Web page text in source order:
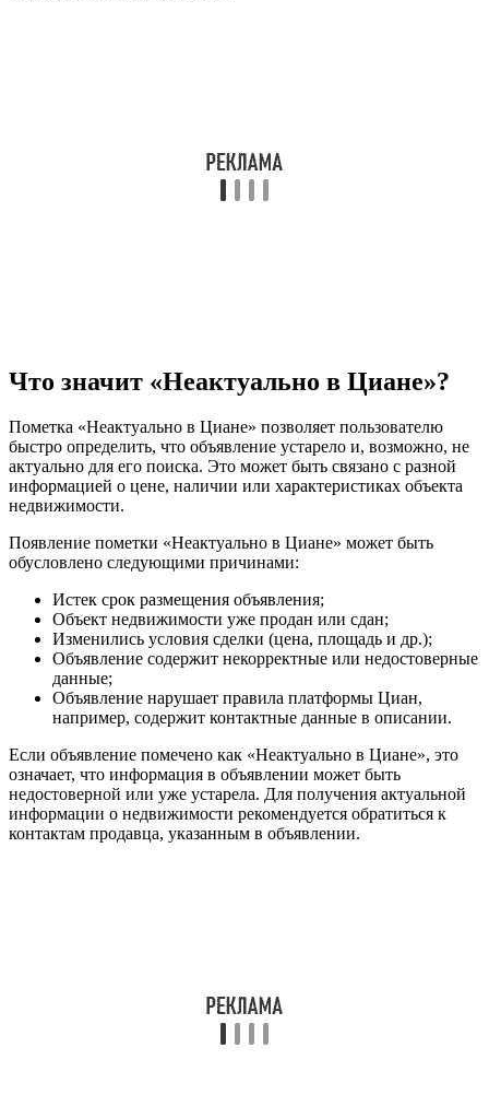
Что значит «Неактуально в Циане»?
Пометка «Неактуально в Циане» позволяет пользователю
быстро определить, что объявление устарело и, возможно, не
актуально для его поиска. Это может быть связано с разной
информацией о цене, наличии или характеристиках объекта
недвижимости.
Появление пометки «Неактуально в Циане» может быть
обусловлено следующими причинами:
Истек срок размещения объявления;
Объект недвижимости уже продан или сдан;
Изменились условия сделки (цена, площадь и др.);
Объявление содержит некорректные или недостоверные
данные;
Объявление нарушает правила платформы Циан,
например, содержит контактные данные в описании.
Если объявление помечено как «Неактуально в Циане», это
означает, что информация в объявлении может быть
недостоверной или уже устарела. Для получения актуальной
информации о недвижимости рекомендуется обратиться к
контактам продавца, указанным в объявлении.